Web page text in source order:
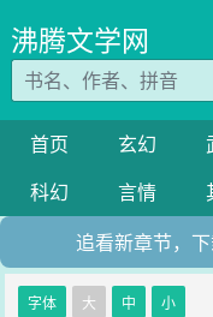
沸腾文学网
首页 玄幻
科幻
言情
追看新章节，
字体 大 中 小